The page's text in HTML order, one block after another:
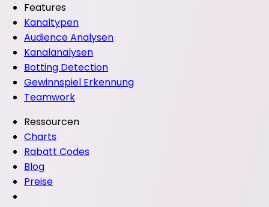
Features
Kanaltypen
Audience Analysen
Kanalanalysen
Botting Detection
Gewinnspiel Erkennung
Teamwork
Ressourcen
Charts
Rabatt Codes
Blog
Preise